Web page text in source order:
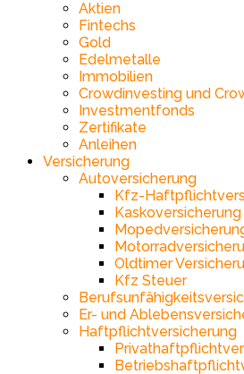
Aktien
Fintechs
Gold
Edelmetalle
Immobilien
Crowdinvesting und
Investmentfonds
Zertifikate
Anleihen
Versicherung
Autoversicherung
Kfz-
Kaskoversicherung
Oldtimer
Kfz Steuer
Er- und
Haftpflichtversicherung